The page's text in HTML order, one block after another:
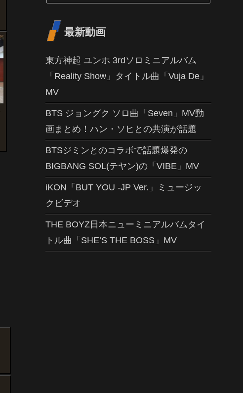
最新動画
東方神起 ユンホ 3rdソロミニアルバム
「Reality Show」タイトル曲「Vuja De」
MV
BTS ジョングク ソロ曲「Seven」MV動
画まとめ！ハン・ソヒとの共演が話題
BTSジミンとのコラボで話題爆発の
BIGBANG SOL(テヤン)の「VIBE」MV
iKON「BUT YOU -JP Ver.」ミュージッ
クビデオ
THE BOYZ日本ニューミニアルバムタイ
トル曲「SHE’S THE BOSS」MV